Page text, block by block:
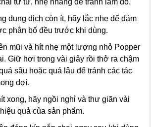
từ từ, nhẹ nhàng để tránh làm đổ.
dung dịch còn ít, hãy lắc nhẹ để đảm
phân bố đều trước khi dùng.
mũi và hít nhẹ một lượng nhỏ Popper
Giữ hơi trong vài giây rồi thở ra chậm
sâu hoặc quá lâu để tránh các tác
đợi.
xong, hãy ngồi nghỉ và thư giãn vài
quả của sản phẩm.